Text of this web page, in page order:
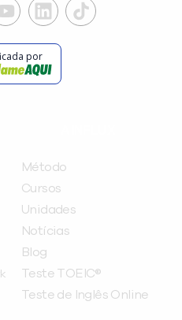
por
Método
Cursos
Unidades
Notícias
Blog
Teste TOEIC®
Teste de Inglês Online